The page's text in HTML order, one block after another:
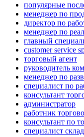
популярные
менеджер по
директор по
менеджер по
главный
customer service
торговый агент
руководитель
менеджер по
специалист по
консультант
администратор
работник
консультант по
специалист